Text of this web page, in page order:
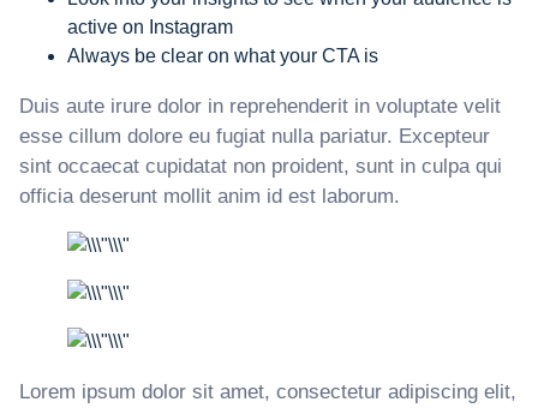
active on Instagram
Always be clear on what your CTA is
Duis aute irure dolor in reprehenderit in voluptate velit
esse cillum dolore eu fugiat nulla pariatur. Excepteur
sint occaecat cupidatat non proident, sunt in culpa qui
officia deserunt mollit anim id est laborum.
Lorem ipsum dolor sit amet, consectetur adipiscing elit,